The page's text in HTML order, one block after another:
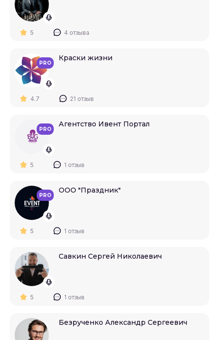
5 4 отзыва
PRO
Краски жизни
4.7 21 отзыв
PRO
Агентство Ивент Портал
5 1 отзыв
PRO
ООО "Праздник"
5 1 отзыв
Савкин Сергей Николаевич
5 1 отзыв
Безрученко Александр Сергеевич